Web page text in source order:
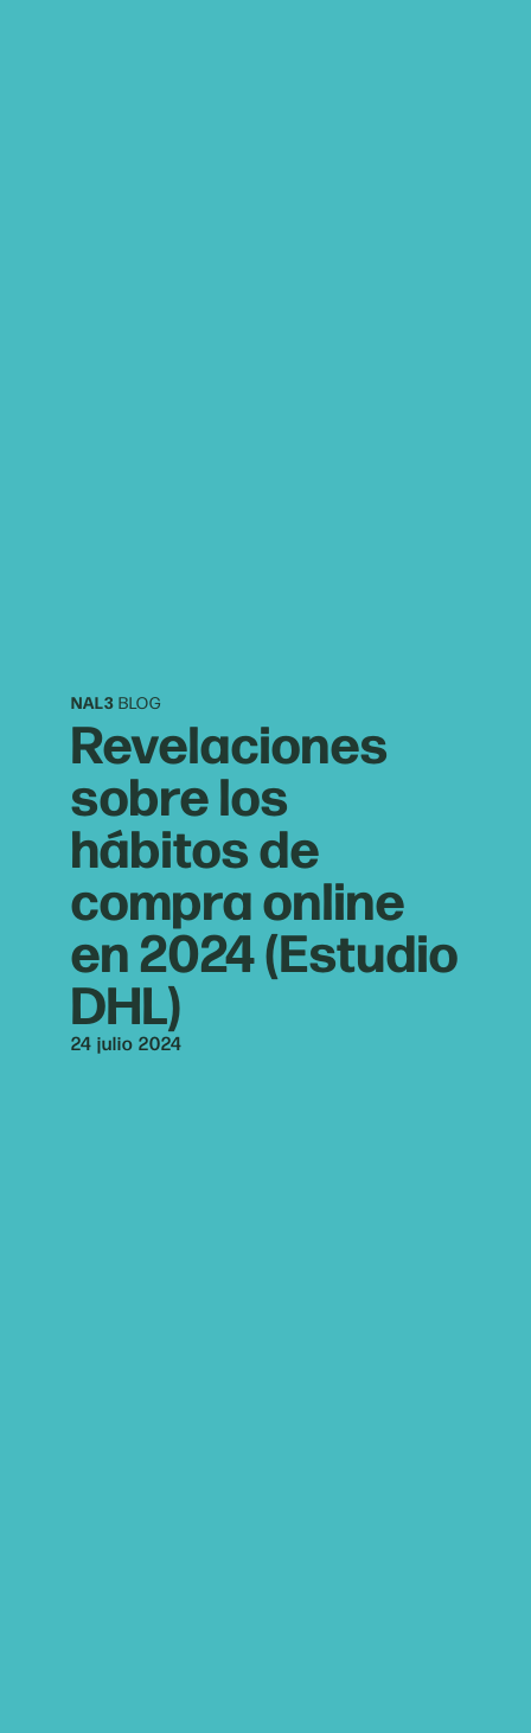
NAL3 BLOG
Revelaciones
sobre los
hábitos de
compra online
en 2024 (Estudio
DHL)
24 julio 2024